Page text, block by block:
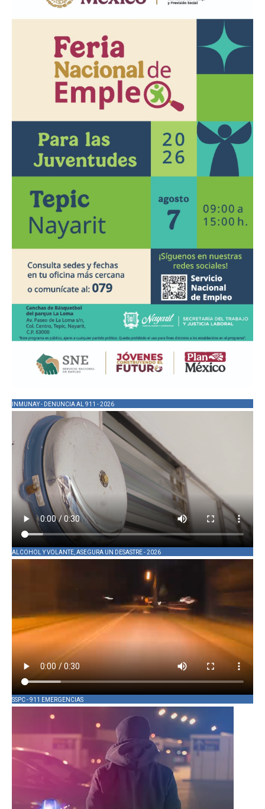
INMUNAY - DENUNCIA AL 911 - 2026
ALCOHOL Y VOLANTE, ASEGURA UN DESASTRE - 2026
SSPC - 911 EMERGENCIAS